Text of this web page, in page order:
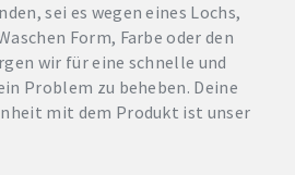
sei es wegen eines Lochs,
Form, Farbe oder den
wir für eine schnelle und
Problem zu beheben. Deine
mit dem Produkt ist unser